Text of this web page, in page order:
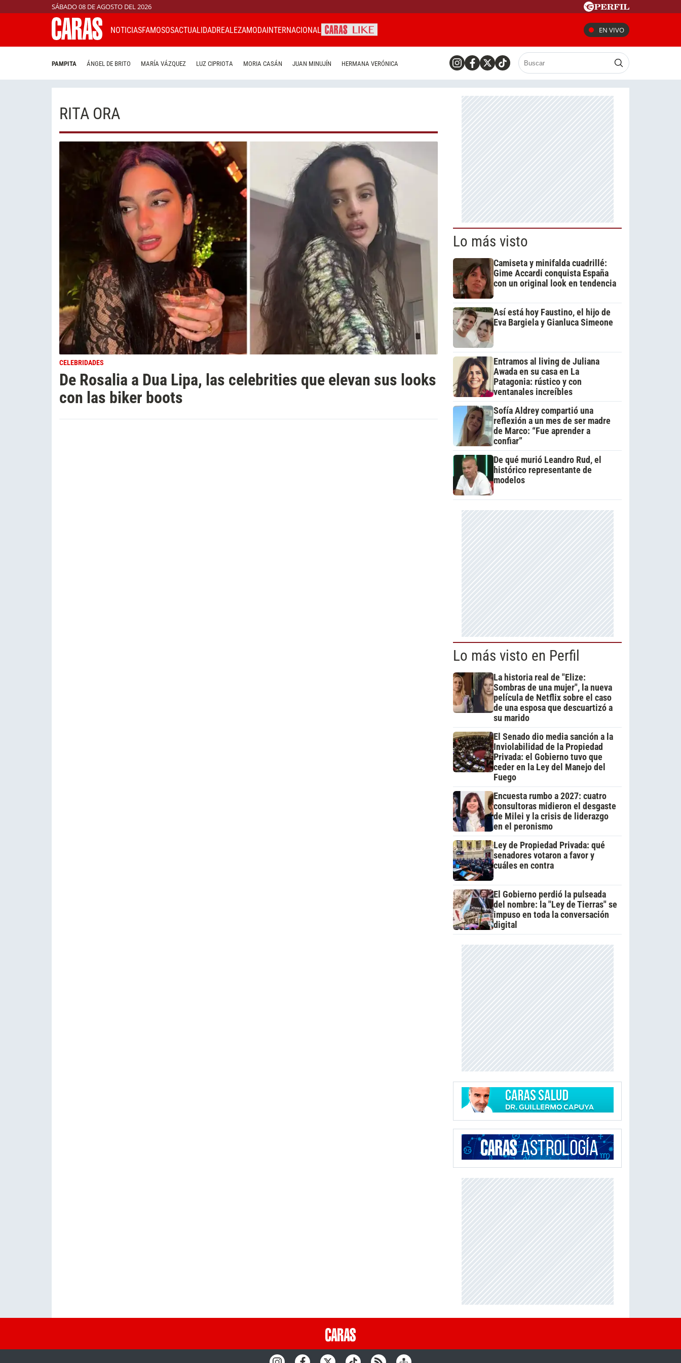
SÁBADO 08 DE AGOSTO DEL 2026
NOTICIASFAMOSOSACTUALIDADREALEZAMODAINTERNACIONAL EN VIVO
PAMPITA ÁNGEL DE BRITO MARÍA VÁZQUEZ LUZ CIPRIOTA MORIA CASÁN JUAN MINUJÍN HERMANA VERÓNICA
RITA ORA
CELEBRIDADES
De Rosalia a Dua Lipa, las celebrities que elevan sus looks
con las biker boots
Lo más visto
Camiseta y minifalda cuadrillé:
Gime Accardi conquista España
con un original look en tendencia
Así está hoy Faustino, el hijo de
Eva Bargiela y Gianluca Simeone
Entramos al living de Juliana
Awada en su casa en La
Patagonia: rústico y con
ventanales increíbles
Sofía Aldrey compartió una
reflexión a un mes de ser madre
de Marco: “Fue aprender a
confiar”
De qué murió Leandro Rud, el
histórico representante de
modelos
Lo más visto en Perfil
La historia real de "Elize:
Sombras de una mujer", la nueva
película de Netflix sobre el caso
de una esposa que descuartizó a
su marido
El Senado dio media sanción a la
Inviolabilidad de la Propiedad
Privada: el Gobierno tuvo que
ceder en la Ley del Manejo del
Fuego
Encuesta rumbo a 2027: cuatro
consultoras midieron el desgaste
de Milei y la crisis de liderazgo
en el peronismo
Ley de Propiedad Privada: qué
senadores votaron a favor y
cuáles en contra
El Gobierno perdió la pulseada
del nombre: la "Ley de Tierras" se
impuso en toda la conversación
digital